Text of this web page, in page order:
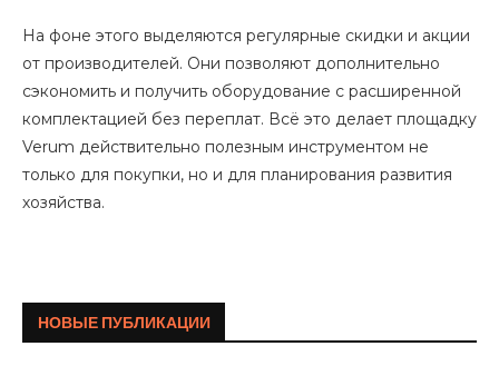
На фоне этого выделяются регулярные скидки и акции
от производителей. Они позволяют дополнительно
сэкономить и получить оборудование с расширенной
комплектацией без переплат. Всё это делает площадку
Verum действительно полезным инструментом не
только для покупки, но и для планирования развития
хозяйства.
НОВЫЕ ПУБЛИКАЦИИ